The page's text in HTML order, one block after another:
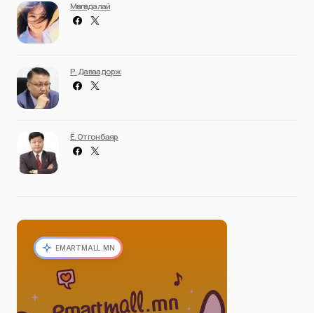
Мөнгөндалай
Р. Даваадорж
Ё. Отгонбаяр
EMARTMALL.MN